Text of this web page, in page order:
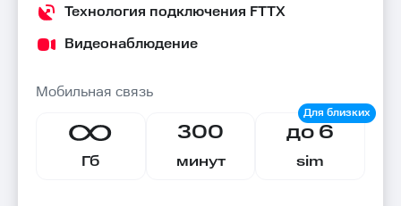
Технология подключения FTTX
Видеонаблюдение
Мобильная связь
Гб
300
минут
до 6
sim